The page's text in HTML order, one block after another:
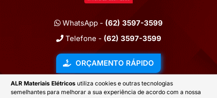
ALR Materiais Elétricos utiliza cookies e outras tecnologias
semelhantes para melhorar a sua experiência de acordo com a nossa
WhatsApp - (62) 3597-3599
Telefone - (62) 3597-3599
ORÇAMENTO RÁPIDO